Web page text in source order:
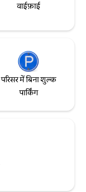
वाईफ़ाई
परिसर में बिना शुल्क
पार्किंग